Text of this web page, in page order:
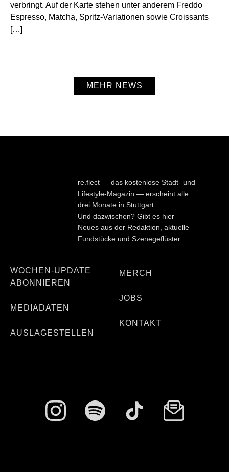
verbringt. Auf der Karte stehen unter anderem Freddo
Espresso, Matcha, Spritz-Variationen sowie Croissants
[…]
MEHR NEWS
re.flect — das kostenlose Stadt- und
Lifestyle-Magazin — erscheint alle
drei Monate in Stuttgart.
Und dazwischen? Gibt es hier
Neues aus der Redaktion, aktuelle
Fundstücke und Szenegeflüster.
WOCHEN-UPDATE
ABONNIEREN
MEDIADATEN
AUSLAGESTELLEN
MERCH
JOBS
KONTAKT